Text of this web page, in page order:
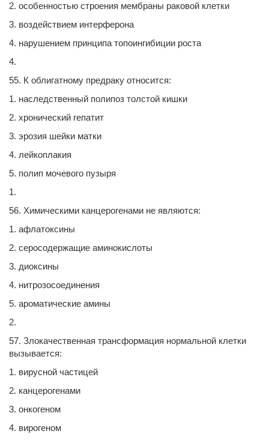
2. особенностью строения мембраны раковой клетки
3. воздействием интерферона
4. нарушением принципа топоингибиции роста
4.
55. К облигатному предраку относится:
1. наследственный полипоз толстой кишки
2. хронический гепатит
3. эрозия шейки матки
4. лейкоплакия
5. полип мочевого пузыря
1.
56. Химическими канцерогенами не являются:
1. афлатоксины
2. серосодержащие аминокислоты
3. диоксины
4. нитрозосоединения
5. ароматические амины
2.
57. Злокачественная трансформация нормальной клетки
вызывается:
1. вирусной частицей
2. канцерогенами
3. онкогеном
4. вирогеном